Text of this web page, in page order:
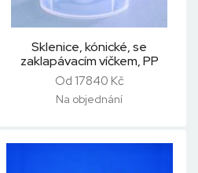
Sklenice, kónické, se
zaklapávacím víčkem, PP
Od 17840 Kč
Na objednání